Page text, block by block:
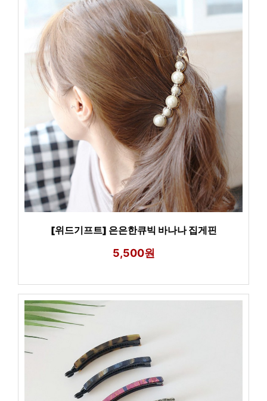
[위드기프트] 은은한큐빅 바나나 집게핀
5,500원